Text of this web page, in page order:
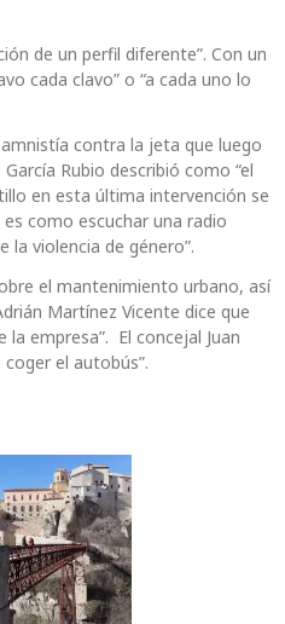
de un perfil diferente”. Con un
cada clavo” o “a cada uno lo
contra la jeta que luego
Rubio describió como “el
en esta última intervención se
como escuchar una radio
violencia de género”.
el mantenimiento urbano, así
Martínez Vicente dice que
empresa”. El concejal Juan
el autobús”.